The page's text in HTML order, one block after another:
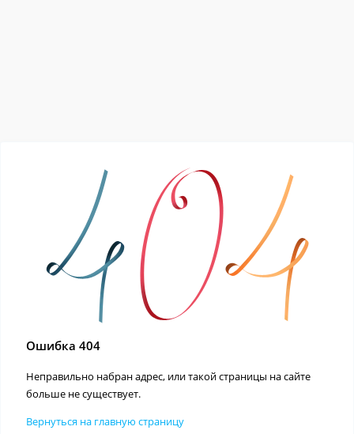
Ошибка 404
Неправильно набран адрес, или такой страницы на сайте
больше не существует.
Вернуться на главную страницу